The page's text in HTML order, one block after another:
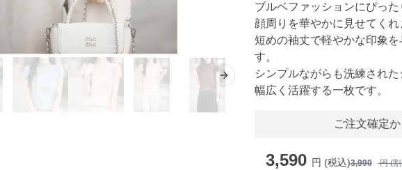
Next slide
ブルベファッションにぴっ
顔周りを華やかに見せてくれ
短めの袖丈で軽やかな印象
す。
シンプルながらも洗練され
幅広く活躍する一枚です。
ご注文確定
3,590 円 (税込)3,990 円 (